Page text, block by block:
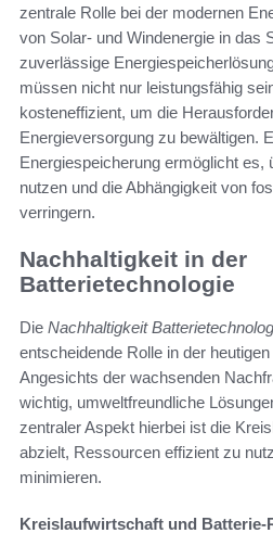
zentrale Rolle bei der modernen
von Solar- und Windenergie in das
zuverlässige
müssen nicht nur leistungsfähig
kosteneffizient, um die
Energieversorgung zu bewältigen.
Energiespeicherung ermöglicht es,
nutzen und die Abhängigkeit von
verringern.
Nachhaltigkeit in der
Batterietechnologie
Die Nachhaltigkeit
entscheidende Rolle in der
Angesichts der wachsenden
wichtig, umweltfreundliche
zentraler Aspekt hierbei ist die
abzielt, Ressourcen effizient zu
minimieren.
Kreislaufwirtschaft und Batterie-